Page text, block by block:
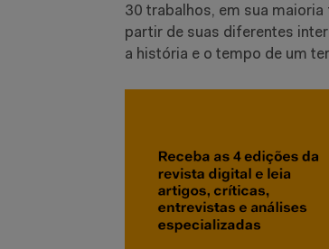
30 trabalhos, em sua
partir de suas diferentes
a história e o tempo de um